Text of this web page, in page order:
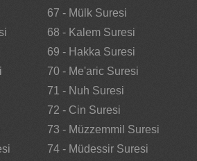
67 - Mülk Suresi
68 - Kalem Suresi
69 - Hakka Suresi
70 - Me'aric Suresi
71 - Nuh Suresi
72 - Cin Suresi
73 - Müzzemmil Suresi
74 - Müdessir Suresi